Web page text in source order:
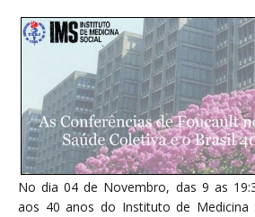
No dia 04 de Novembro, das 9 as
aos 40 anos do Instituto de Medicina